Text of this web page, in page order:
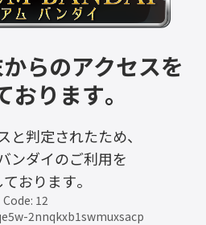
らのアクセスを
おります。
と判定されたため、
ンダイのご利用を
おります。
Code: 12
2nnqkxb1swmuxsacp